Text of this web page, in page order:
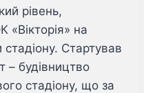
рівень,
«Вікторія» на
стадіону. Стартував
– будівництво
стадіону, що за